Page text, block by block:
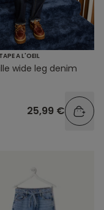
A L'OEIL
wide leg denim
25,99 €